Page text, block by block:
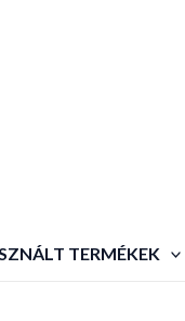
TERMÉKEK